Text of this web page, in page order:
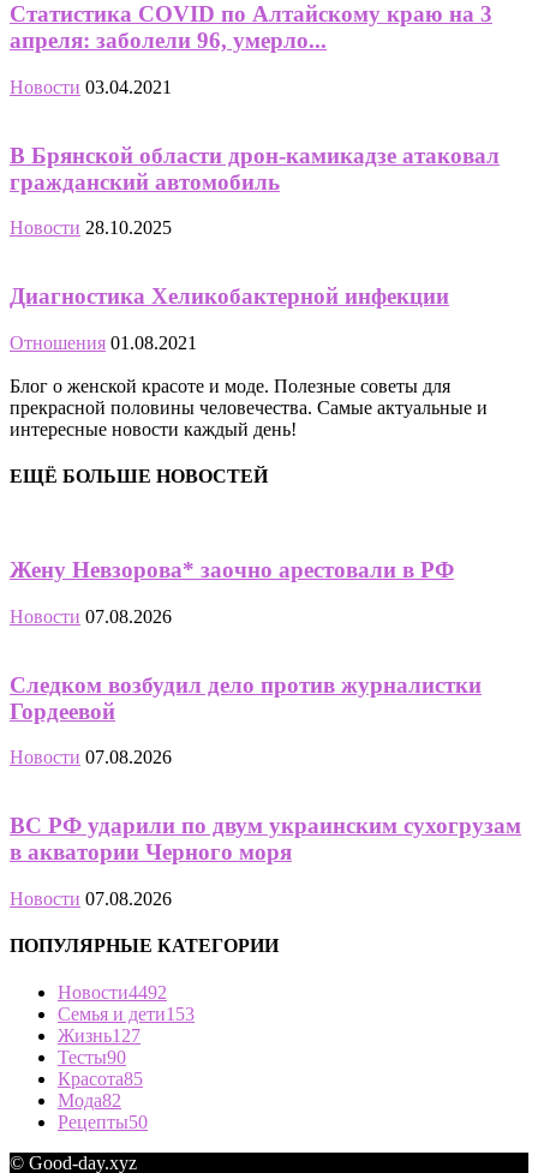
Статистика COVID по Алтайскому краю на 3
апреля: заболели 96, умерло...
Новости 03.04.2021
В Брянской области дрон-камикадзе атаковал
гражданский автомобиль
Новости 28.10.2025
Диагностика Хеликобактерной инфекции
Отношения 01.08.2021
Блог о женской красоте и моде. Полезные советы для
прекрасной половины человечества. Самые актуальные и
интересные новости каждый день!
ЕЩЁ БОЛЬШЕ НОВОСТЕЙ
Жену Невзорова* заочно арестовали в РФ
Новости 07.08.2026
Следком возбудил дело против журналистки
Гордеевой
Новости 07.08.2026
ВС РФ ударили по двум украинским сухогрузам
в акватории Черного моря
Новости 07.08.2026
ПОПУЛЯРНЫЕ КАТЕГОРИИ
Новости4492
Семья и дети153
Жизнь127
Тесты90
Красота85
Мода82
Рецепты50
© Good-day.xyz